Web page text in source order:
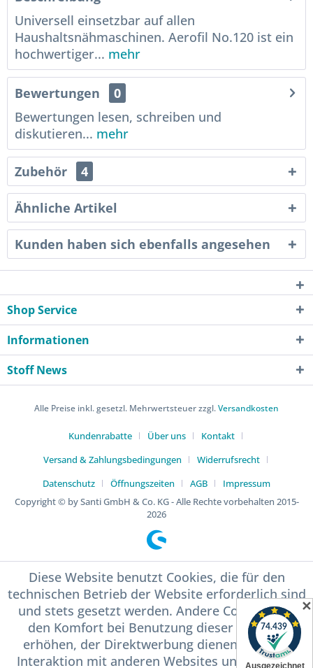
Universell einsetzbar auf allen
Haushaltsnähmaschinen. Aerofil No.120 ist ein
hochwertiger... mehr
Bewertungen
0
Bewertungen lesen, schreiben und
diskutieren... mehr
Zubehör 4
Ähnliche Artikel
Kunden haben sich ebenfalls angesehen
Shop Service
Informationen
Stoff News
Alle Preise inkl. gesetzl. Mehrwertsteuer zzgl.Versandkosten
Kundenrabatte Über uns
Kontakt
Versand & Zahlungsbedingungen
Widerrufsrecht
Datenschutz
Öffnungszeiten AGB
Impressum
Copyright © by Santi GmbH & Co. KG - Alle Rechte vorbehalten 2015-
2026
Diese Website benutzt Cookies, die für den
technischen Betrieb der Website erforderlich sind
und stets gesetzt werden. Andere Cookies, die
den Komfort bei Benutzung dieser Website
erhöhen, der Direktwerbung dienen oder die
Interaktion mit anderen Websites und sozialen
✕